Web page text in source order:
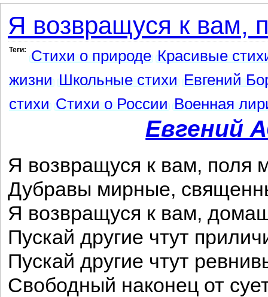
Я возвращуся к вам,
Теги: Стихи о природе Красивые
жизни Школьные стихи Евгений
стихи Стихи о России Военная
Евгений
Я возвращуся к вам, поля
Дубравы мирные,
Я возвращуся к вам,
Пускай другие чтут
Пускай другие чтут
Свободный наконец от